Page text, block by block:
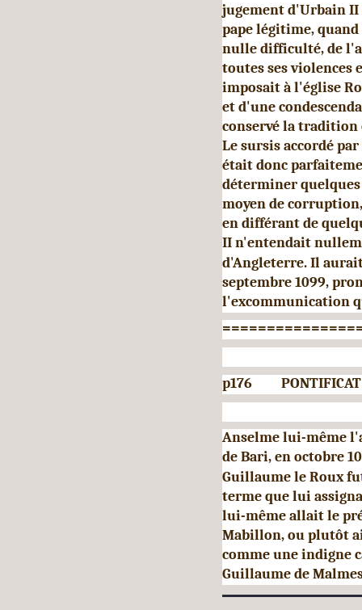
jugement d'Urbain
pape légitime,
nulle difficulté, de
toutes ses violences
imposait à l'église
et d'une
conservé la tradition
Le sursis accordé
était donc
déterminer quelques
moyen de
en différant de
II n'entendait
d'Angle­terre. Il
septembre 1099,
l'excommunication
p176 PONTIFICAT
Anselme lui-même
de Bari, en octobre
Guillaume le Roux
terme que lui
lui-même allait le
Mabillon, ou plutôt
comme une indigne
Guillaume de